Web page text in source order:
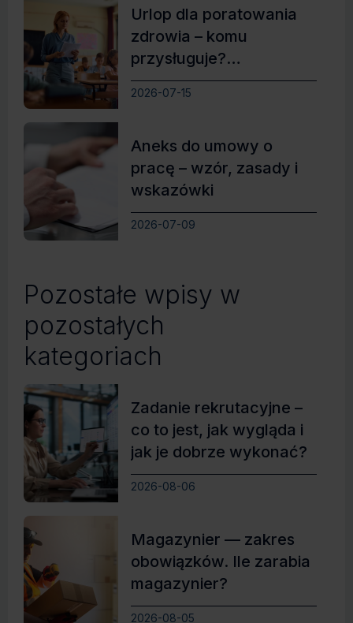
Urlop dla poratowania
zdrowia – komu
przysługuje?
Najważniejsze zasady
2026-07-15
Aneks do umowy o
pracę – wzór, zasady i
wskazówki
2026-07-09
Pozostałe wpisy w
pozostałych
kategoriach
Zadanie rekrutacyjne –
co to jest, jak wygląda i
jak je dobrze wykonać?
2026-08-06
Magazynier — zakres
obowiązków. Ile zarabia
magazynier?
2026-08-05